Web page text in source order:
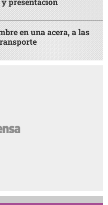
en una acera, a las